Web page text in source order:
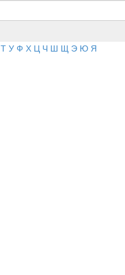
Т У Ф Х Ц Ч Ш Щ Э Ю Я